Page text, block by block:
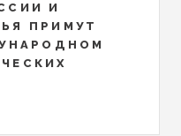
И
ПРИМУТ